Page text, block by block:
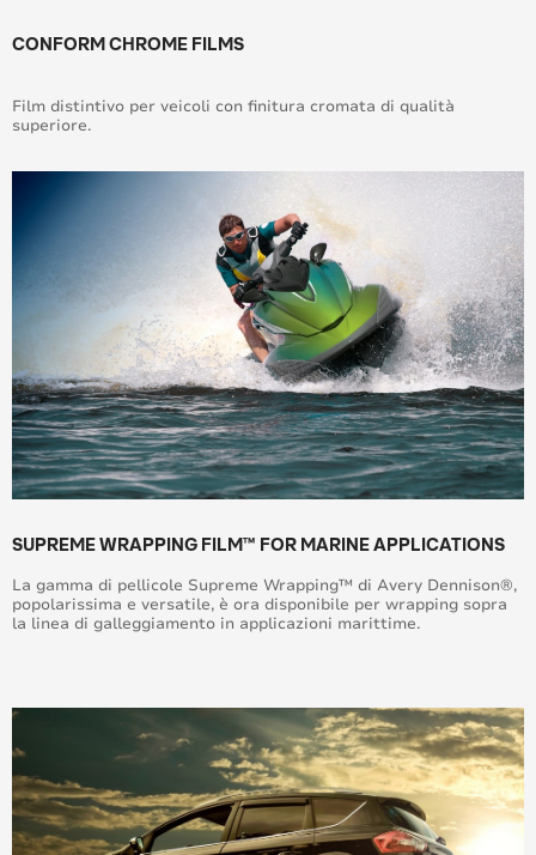
CONFORM CHROME FILMS
Film distintivo per veicoli con finitura cromata di qualità
superiore.
SUPREME WRAPPING FILM™ FOR MARINE APPLICATIONS
La gamma di pellicole Supreme Wrapping™ di Avery Dennison®,
popolarissima e versatile, è ora disponibile per wrapping sopra
la linea di galleggiamento in applicazioni marittime.